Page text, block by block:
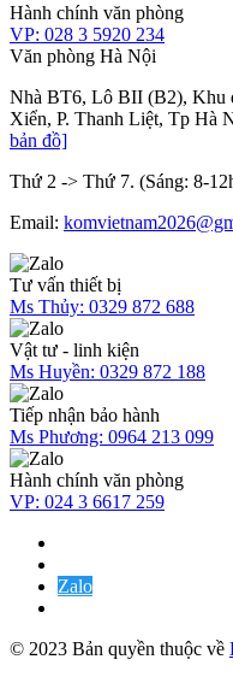
Hành chính văn phòng
VP: 028 3 5920 234
Văn phòng Hà Nội
Nhà BT6, Lô BII (B2), Khu
Xiển, P. Thanh Liệt, Tp Hà
bản đồ]
Thứ 2 -> Thứ 7. (Sáng: 8-
Email:
Tư vấn thiết bị
Ms Thủy: 0329 872 688
Vật tư - linh kiện
Ms Huyền: 0329 872 188
Tiếp nhận bảo hành
Ms Phương: 0964 213 099
Hành chính văn phòng
VP: 024 3 6617 259
Zalo
© 2023 Bản quyền thuộc về